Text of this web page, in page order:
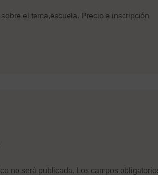
el tema,escuela. Precio e inscripción
no será publicada.
Los campos